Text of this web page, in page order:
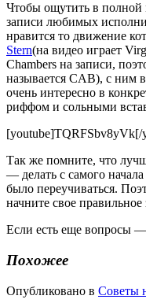
Чтобы ощутить в полной
записи любимых
нравится то движение
Stern(на видео играет
Chambers на записи,
называется CAB), с ним
очень интересно в
риффом и сольными
[youtube]TQRFSbv8yVk[/
Так же помните, что
— делать с самого
было переучиваться.
начните свое
Если есть еще вопросы
Похожее
Опубликовано в Советы